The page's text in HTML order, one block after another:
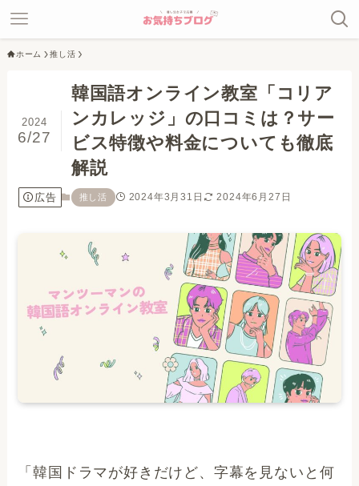
ホーム 推し活
韓国語オンライン教室「コリア
ンカレッジ」の口コミは？サー
ビス特徴や料金についても徹底
解説
2024
6/27
広告 推し活 2024年3月31日 2024年6月27日
「韓国ドラマが好きだけど、字幕を見ないと何